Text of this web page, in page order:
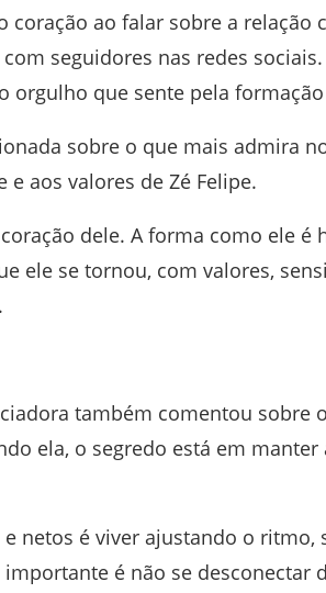
coração ao falar sobre a relação
seguidores nas redes
orgulho que sente pela
sobre o que mais admira
aos valores de Zé Felipe.
dele. A forma como ele é
ele se tornou, com valores,
também comentou sobre
ela, o segredo está em
netos é viver ajustando o ritmo,
é não se desconectar